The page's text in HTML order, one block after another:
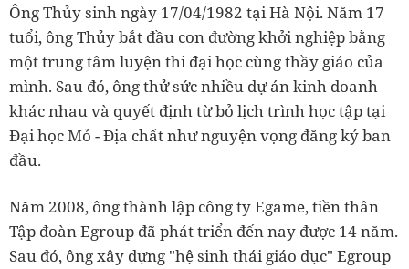
Ông Thủy sinh ngày 17/04/1982 tại Hà Nội. Năm 17
tuổi, ông Thủy bắt đầu con đường khởi nghiệp bằng
một trung tâm luyện thi đại học cùng thầy giáo của
mình. Sau đó, ông thử sức nhiều dự án kinh doanh
khác nhau và quyết định từ bỏ lịch trình học tập tại
Đại học Mỏ - Địa chất như nguyện vọng đăng ký ban
đầu.
Năm 2008, ông thành lập công ty Egame, tiền thân
Tập đoàn Egroup đã phát triển đến nay được 14 năm.
Sau đó, ông xây dựng "hệ sinh thái giáo dục" Egroup